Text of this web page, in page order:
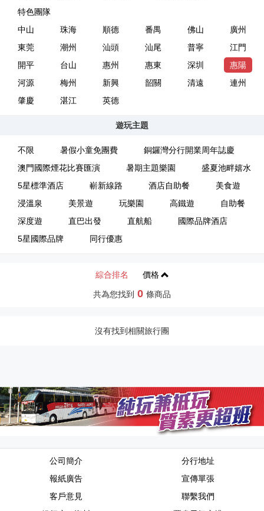
特色團隊
中山
珠海 順德 番禺 佛山
廣州
東莞
潮州 汕頭 汕尾 普寧
江門
開平
台山 惠州 惠東 深圳
惠陽
河源
梅州 新興 韶關 清遠
連州
肇慶
湛江 英德
遊玩主題
不限 暑假小童免團費
銅鑼灣分行開業周年誌慶
澳門國際煙花比賽匯演
暑期主題樂園
盛夏池畔嬉水
5星標準酒店
嶄新線路 酒店自助餐
美食遊
浸溫泉
美景遊 玩樂園 高鐵遊
自助餐
深度遊
直巴出發 直航船
國際品牌酒店
5星國際品牌
同行優惠
綜合排名 價格
共為您找到 0 條商品
沒有找到相關旅行團
公司簡介
分行地址
報紙廣告
宣傳單張
客戶意見
聯繫我們